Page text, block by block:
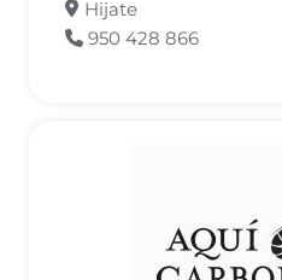
Hijate
950 428 866